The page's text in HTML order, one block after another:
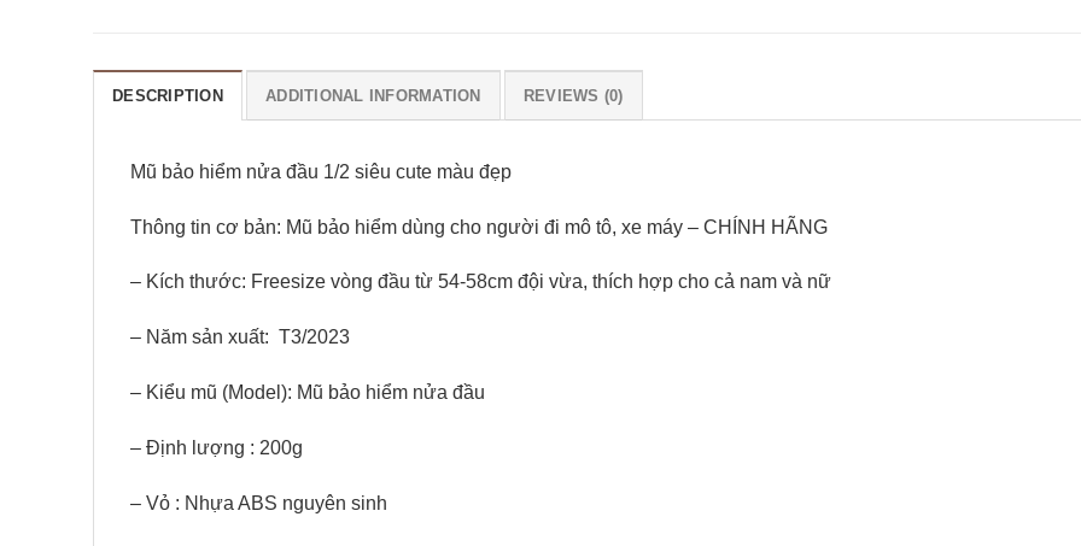
DESCRIPTION ADDITIONAL INFORMATION REVIEWS (0)
Mũ bảo hiểm nửa đầu 1/2 siêu cute màu đẹp
Thông tin cơ bản: Mũ bảo hiểm dùng cho người đi mô tô, xe máy – CHÍNH HÃNG
– Kích thước: Freesize vòng đầu từ 54-58cm đội vừa, thích hợp cho cả nam và nữ
– Năm sản xuất: T3/2023
– Kiểu mũ (Model): Mũ bảo hiểm nửa đầu
– Định lượng : 200g
– Vỏ : Nhựa ABS nguyên sinh